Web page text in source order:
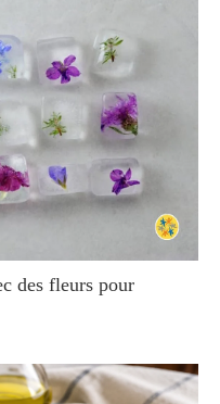
des fleurs pour